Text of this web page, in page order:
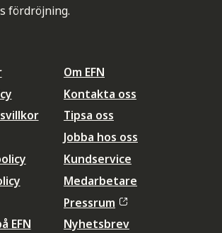
fördröjning.
EFN
Om EFN
Kontakta oss
Tipsa oss
Jobba hos oss
Kundservice
Medarbetare
Pressrum
Nyhetsbrev